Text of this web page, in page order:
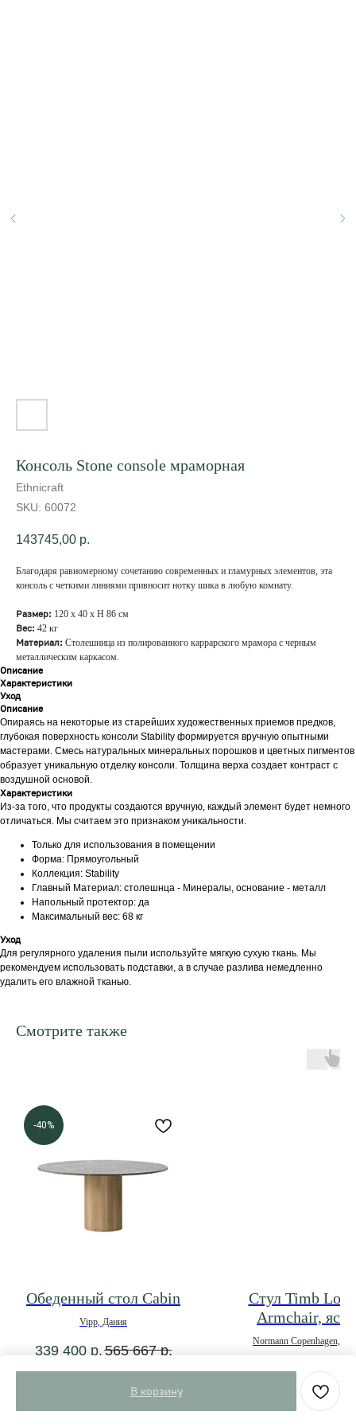
Консоль Stone console мраморная
Ethnicraft
SKU: 60072
143745,00 р.
В корзину
Благодаря равномерному сочетанию современных и гламурных элементов, эта
консоль с четкими линиями привносит нотку шика в любую комнату.
Размер: 120 х 40 х Н 86 см
Вес: 42 кг
Материал: Столешница из полированного каррарского мрамора с черным
металлическим каркасом.
Описание
Характеристики
Уход
Описание
Опираясь на некоторые из старейших художественных приемов предков,
глубокая поверхность консоли Stability формируется вручную опытными
мастерами. Смесь натуральных минеральных порошков и цветных пигментов
образует уникальную отделку консоли. Толщина верха создает контраст с
воздушной основой.
Характеристики
Из-за того, что продукты создаются вручную, каждый элемент будет немного
отличаться. Мы считаем это признаком уникальности.
Только для использования в помещении
Форма: Прямоугольный
Коллекция: Stability
Главный Материал: столешнца - Минералы, основание - металл
Напольный протектор: да
Максимальный вес: 68 кг
Уход
Для регулярного удаления пыли используйте мягкую сухую ткань. Мы
рекомендуем использовать подставки, а в случае разлива немедленно
удалить его влажной тканью.
Смотрите также
-40%
Обеденный стол Cabin
Vipp, Дания
339 400 р.565 667 р.
Стул Timb
Armchair,
Normann Copenhagen,